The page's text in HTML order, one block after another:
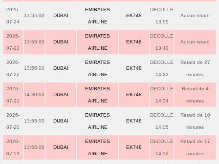
2026-
07-24
13:55:00 DUBAI
EMIRATES
AIRLINE
EK748
DECOLLE
13:55
Aucun retard
2026-
07-23
13:55:00 DUBAI
EMIRATES
AIRLINE
EK748
DECOLLE
13:40
Aucun retard
2026-
07-22
13:55:00 DUBAI
EMIRATES
AIRLINE
EK748
DECOLLE
14:22
Retard de 27
minutes
2026-
07-21
14:30:00 DUBAI
EMIRATES
AIRLINE
EK748
DECOLLE
14:34
Retard de 4
minutes
2026-
07-20
13:55:00 DUBAI
EMIRATES
AIRLINE
EK748
DECOLLE
14:05
Retard de 10
minutes
2026-
07-19
13:55:00 DUBAI
EMIRATES
AIRLINE
EK748
DECOLLE
14:12
Retard de 17
minutes